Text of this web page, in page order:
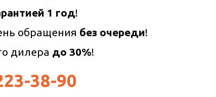
1 год!
обращения без очереди!
дилера до 30%!
38-90